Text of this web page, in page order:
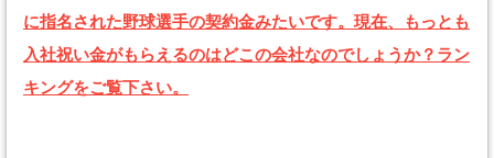
に指名された野球選手の契約金みたいです。現在、もっとも
入社祝い金がもらえるのはどこの会社なのでしょうか？ラン
キングをご覧下さい。